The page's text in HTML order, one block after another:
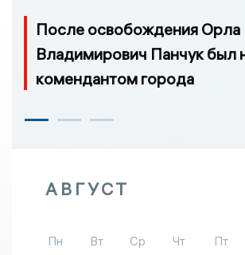
После освобождения Орла
Владимирович Панчук был
комендантом города
АВГУСТ
Пн Вт Ср Чт Пт